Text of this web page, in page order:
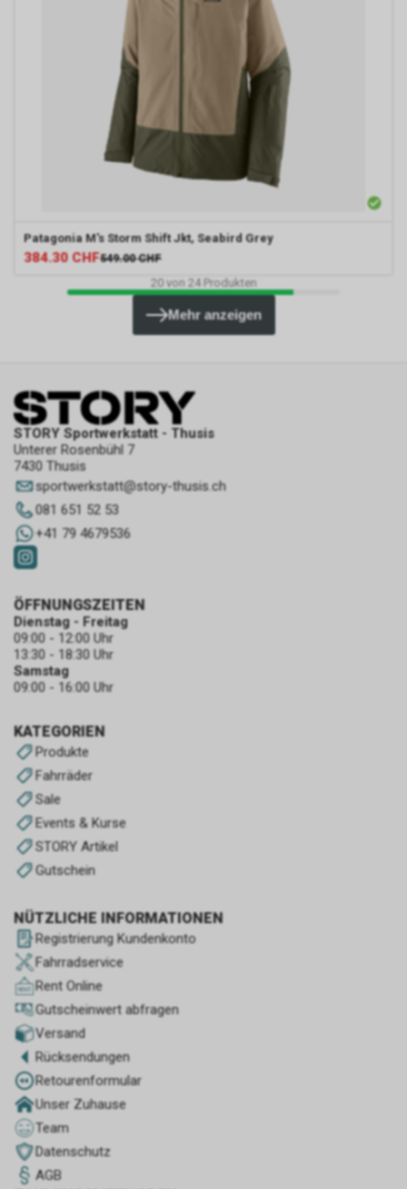
Patagonia M's Storm Shift Jkt, Seabird Grey
384.30 CHF549.00 CHF
20von 24Produkten
Mehr anzeigen
STORY Sportwerkstatt - Thusis
Unterer Rosenbühl 7
7430 Thusis
sportwerkstatt@story-thusis.ch
081 651 52 53
+41 79 4679536
KATEGORIEN
Produkte
Fahrräder
Sale
Events & Kurse
STORY Artikel
Gutschein
NÜTZLICHE INFORMATIONEN
Registrierung Kundenkonto
Fahrradservice
Rent Online
Gutscheinwert abfragen
Versand
Rücksendungen
Retourenformular
Unser Zuhause
Team
Datenschutz
AGB
ÖFFNUNGSZEITEN
Dienstag - Freitag
09:00 - 12:00 Uhr
13:30 - 18:30 Uhr
Samstag
09:00 - 16:00 Uhr